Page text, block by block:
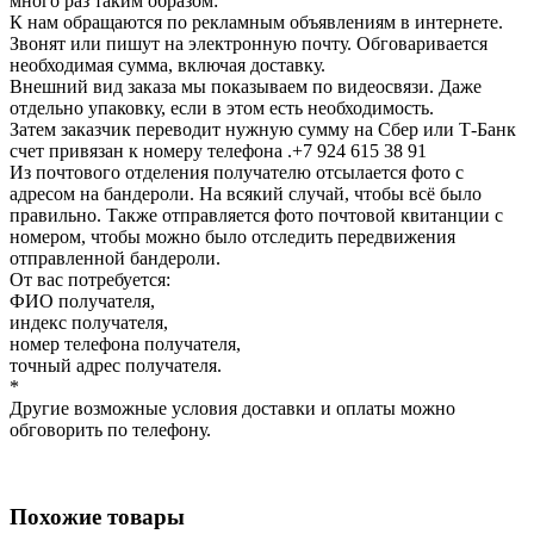
К нам обращаются по рекламным объявлениям в интернете.
Звонят или пишут на электронную почту. Обговаривается
необходимая сумма, включая доставку.
Внешний вид заказа мы показываем по видеосвязи. Даже
отдельно упаковку, если в этом есть необходимость.
Затем заказчик переводит нужную сумму на Сбер или Т-Банк
счет привязан к номеру телефона .+7 924 615 38 91
Из почтового отделения получателю отсылается фото с
адресом на бандероли. На всякий случай, чтобы всё было
правильно. Также отправляется фото почтовой квитанции с
номером, чтобы можно было отследить передвижения
отправленной бандероли.
От вас потребуется:
ФИО получателя,
индекс получателя,
номер телефона получателя,
точный адрес получателя.
*
Другие возможные условия доставки и оплаты можно
обговорить по телефону.
Похожие товары